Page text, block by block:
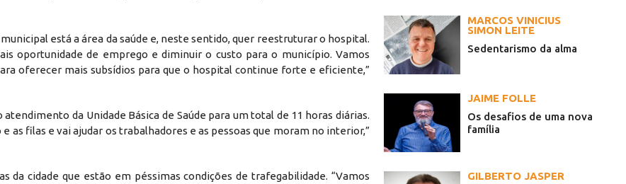
está a área da saúde e, neste sentido, quer reestruturar o hospital.
oportunidade de emprego e diminuir o custo para o município. Vamos
oferecer mais subsídios para que o hospital continue forte e eficiente,”
da Unidade Básica de Saúde para um total de 11 horas diárias.
as filas e vai ajudar os trabalhadores e as pessoas que moram no interior,”
cidade que estão em péssimas condições de trafegabilidade. “Vamos
MARCOS VINICIUS
SIMON LEITE
Sedentarismo da alma
JAIME FOLLE
Os desafios de uma nova
família
GILBERTO JASPER